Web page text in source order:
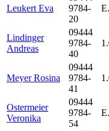
Leukert Eva
9784-
20
Lindinger
Andreas
09444
9784-
40
Meyer Rosina
09444
9784-
41
Ostermeier
Veronika
09444
9784-
54